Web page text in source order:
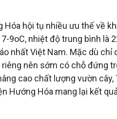
hội tụ nhiều ưu thế về
9oC, nhiệt độ trung bình là
nhất Việt Nam. Mặc dù
nên sớm có chỗ đứng
cao chất lượng vườn cây,
Hướng Hóa mang lại kết